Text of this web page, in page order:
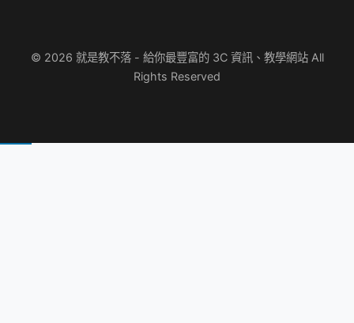
© 2026 就是教不落 - 給你最豐富的 3C 資訊、教學網站 All
Rights Reserved